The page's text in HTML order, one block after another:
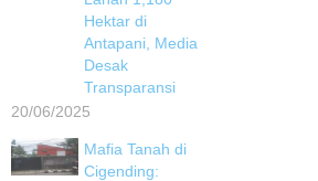
Hektar di
Antapani, Media
Desak
Transparansi
20/06/2025
Mafia Tanah di
Cigending: